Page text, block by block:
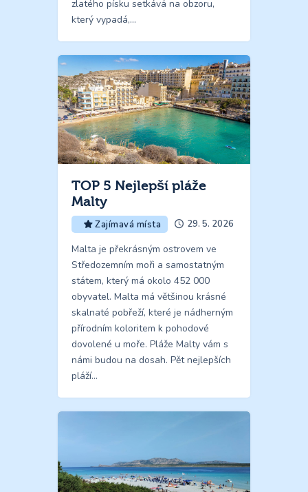
zlatého písku setkává na obzoru,
který vypadá,…
TOP 5 Nejlepší pláže
Malty
Zajímavá místa 29. 5. 2026
Malta je překrásným ostrovem ve
Středozemním moři a samostatným
státem, který má okolo 452 000
obyvatel. Malta má většinou krásné
skalnaté pobřeží, které je nádherným
přírodním koloritem k pohodové
dovolené u moře. Pláže Malty vám s
námi budou na dosah. Pět nejlepších
pláží…